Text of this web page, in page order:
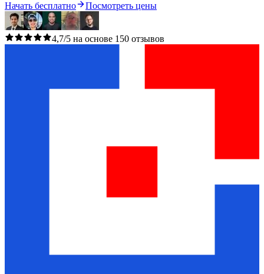
Начать бесплатно Посмотреть цены
4,7/5 на основе 150 отзывов